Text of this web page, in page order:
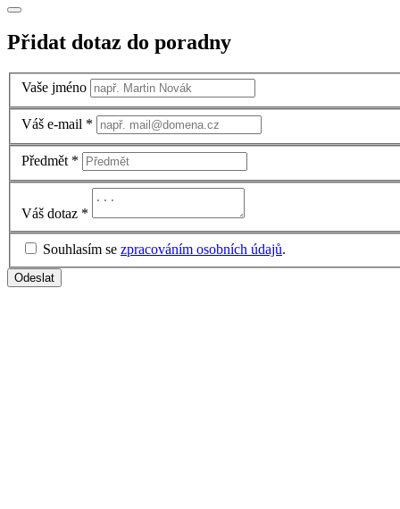
Přidat dotaz do poradny
Vaše jméno
Váš e-mail *
Předmět *
Váš dotaz *
Souhlasím se zpracováním osobních údajů.
Odeslat